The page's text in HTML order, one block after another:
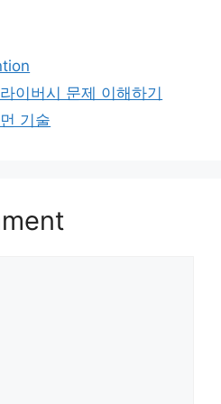
이버시 문제 이해하기
기술